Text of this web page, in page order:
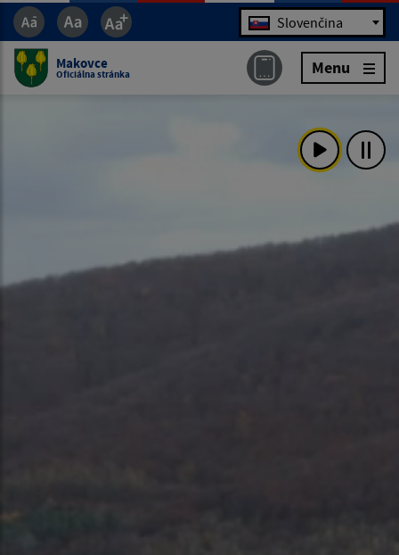
Jazyk Slovenčina
Makovce
Oficiálna stránka Menu